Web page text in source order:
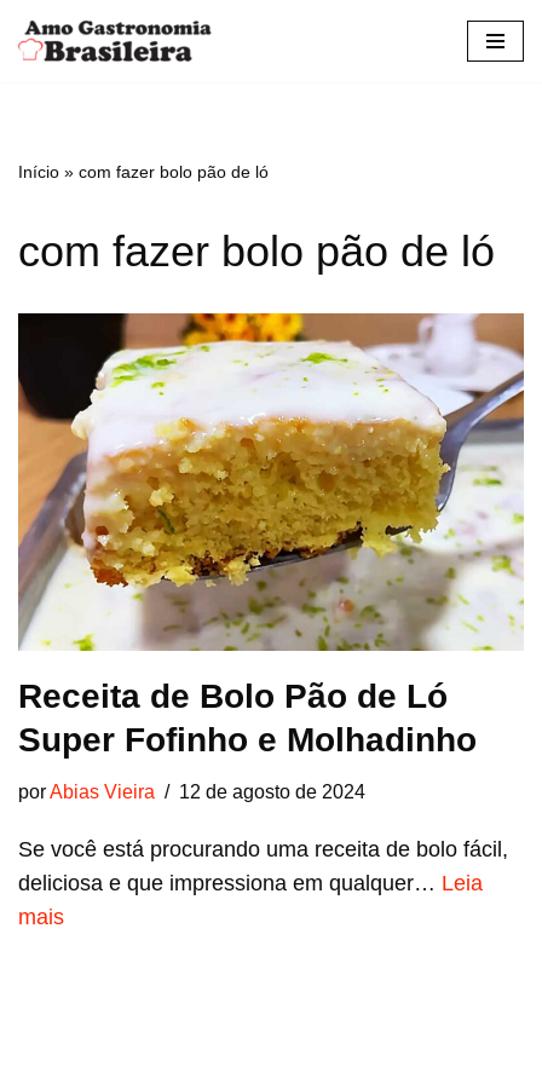
Pular
conteúdo
Início » com fazer bolo pão de ló
com fazer bolo pão de ló
Receita de Bolo Pão de Ló
Super Fofinho e Molhadinho
porAbias Vieira 12 de agosto de 2024
Se você está procurando uma receita de bolo fácil,
deliciosa e que impressiona em qualquer… Leia
mais